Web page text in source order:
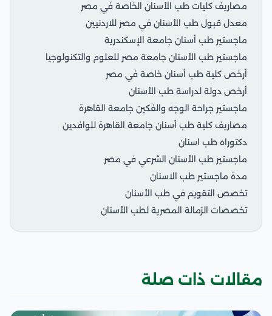
مصاريف كليات طب الأسنان الخاصة في مصر
معدل قبول طب الأسنان في مصر للاردنيين
ماجستير طب أسنان جامعة الإسكندرية
ماجستير طب الأسنان جامعة مصر للعلوم والتكنولوجيا
أرخص كلية طب أسنان خاصة في مصر
أرخص دولة لدراسة طب الأسنان
ماجستير جراحة الوجه والفكين جامعة القاهرة
مصاريف كلية طب أسنان جامعة القاهرة للوافدين
دكتوراه طب اسنان
ماجستير طب الأسنان الشرعي في مصر
مدة ماجستير طب الاسنان
تخصص التقويم في طب الأسنان
تخصصات الزمالة المصرية لطب الأسنان
مقالات ذات صلة